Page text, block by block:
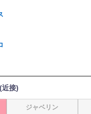
近接)
ジャベリン